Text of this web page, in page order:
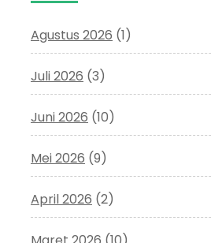
Agustus 2026 (1)
Juli 2026 (3)
Juni 2026 (10)
Mei 2026 (9)
April 2026 (2)